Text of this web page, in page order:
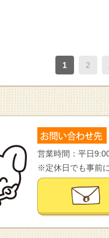
1 2
営業時間：平日
※定休日でも事前